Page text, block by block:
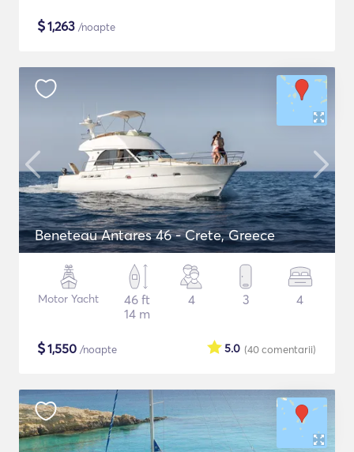
$1,263 /noapte
Beneteau Antares 46 - Crete, Greece
Motor Yacht
46 ft
14 m
4 3 4
$1,550 /noapte (40comentarii)
5.0